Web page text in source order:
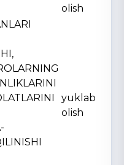
olish
yuklab
olish